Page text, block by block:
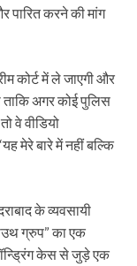
पारित करने की मांग
कोर्ट में ले जाएगी और
ताकि अगर कोई पुलिस
वे वीडियो
मेरे बारे में नहीं बल्कि
के व्यवसायी
ग्रुप” का एक
केस से जुड़े एक